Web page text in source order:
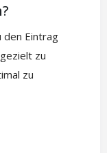
den Eintrag
zu
zu